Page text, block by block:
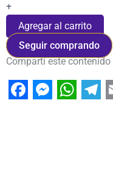
+
Agregar al carrito
Seguir comprando
Compartí este contenido